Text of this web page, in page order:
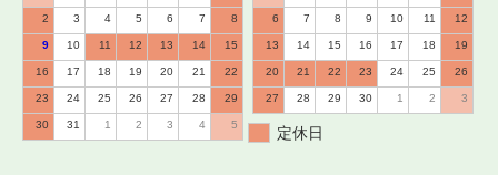
2 3 4 5 6 7 8
9 10 11 12 13 14 15
16 17 18 19 20 21 22
23 24 25 26 27 28 29
30 31 1 2 3 4 5
6 7 8 9 10 11 12
13 14 15 16 17 18 19
20 21 22 23 24 25 26
27 28 29 30 1 2 3
定休日